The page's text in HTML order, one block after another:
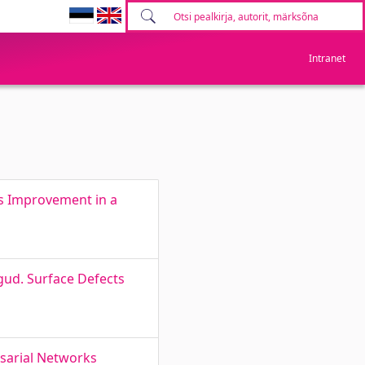
Intranet
Improvement in a
Surface Defects
Networks